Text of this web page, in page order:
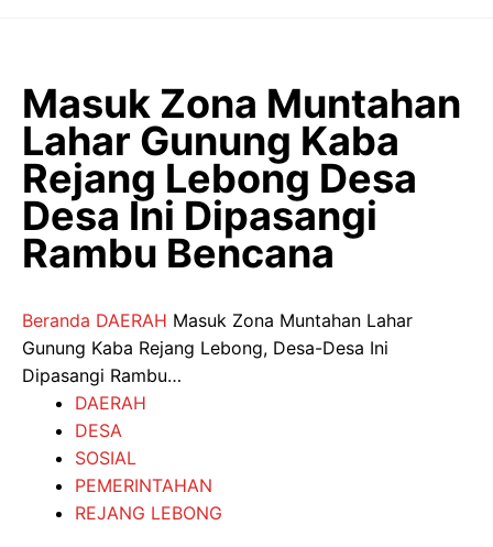
Masuk Zona Muntahan
Lahar Gunung Kaba
Rejang Lebong Desa
Desa Ini Dipasangi
Rambu Bencana
Beranda DAERAH Masuk Zona Muntahan Lahar
Gunung Kaba Rejang Lebong, Desa-Desa Ini
Dipasangi Rambu…
DAERAH
DESA
SOSIAL
PEMERINTAHAN
REJANG LEBONG